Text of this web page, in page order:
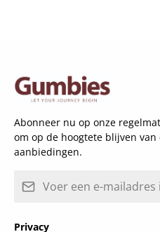
Abonneer nu op onze
om op de hoogtete blijven
aanbiedingen.
Privacy